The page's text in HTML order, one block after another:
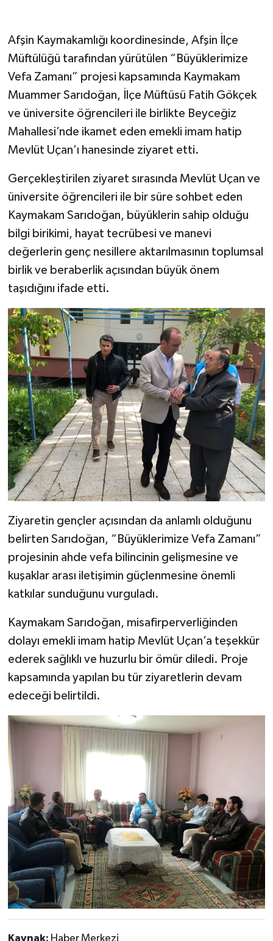
Afşin Kaymakamlığı koordinesinde, Afşin İlçe
Müftülüğü tarafından yürütülen “Büyüklerimize
Vefa Zamanı” projesi kapsamında Kaymakam
Muammer Sarıdoğan, İlçe Müftüsü Fatih Gökçek
ve üniversite öğrencileri ile birlikte Beyceğiz
Mahallesi’nde ikamet eden emekli imam hatip
Mevlüt Uçan’ı hanesinde ziyaret etti.
Gerçekleştirilen ziyaret sırasında Mevlüt Uçan ve
üniversite öğrencileri ile bir süre sohbet eden
Kaymakam Sarıdoğan, büyüklerin sahip olduğu
bilgi birikimi, hayat tecrübesi ve manevi
değerlerin genç nesillere aktarılmasının toplumsal
birlik ve beraberlik açısından büyük önem
taşıdığını ifade etti.
Ziyaretin gençler açısından da anlamlı olduğunu
belirten Sarıdoğan, “Büyüklerimize Vefa Zamanı”
projesinin ahde vefa bilincinin gelişmesine ve
kuşaklar arası iletişimin güçlenmesine önemli
katkılar sunduğunu vurguladı.
Kaymakam Sarıdoğan, misafirperverliğinden
dolayı emekli imam hatip Mevlüt Uçan’a teşekkür
ederek sağlıklı ve huzurlu bir ömür diledi. Proje
kapsamında yapılan bu tür ziyaretlerin devam
edeceği belirtildi.
Kaynak: Haber Merkezi